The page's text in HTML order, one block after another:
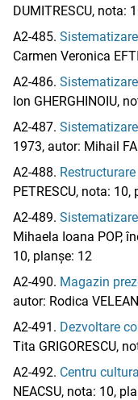
DUMITRESCU, nota:
A2-485.
Carmen Veronica
A2-486.
Ion GHERGHINOIU,
A2-487.
1973, autor: Mihail
A2-488.
PETRESCU, nota: 10,
A2-489.
Mihaela Ioana POP,
10, planșe: 12
A2-490. Magazin
autor: Rodica
A2-491. Dezvoltare
Tita GRIGORESCU,
A2-492. Centru
NEACSU, nota: 10,